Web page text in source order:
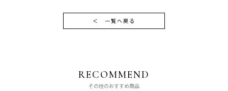
＜ 一覧へ戻る
RECOMMEND
その他のおすすめ商品